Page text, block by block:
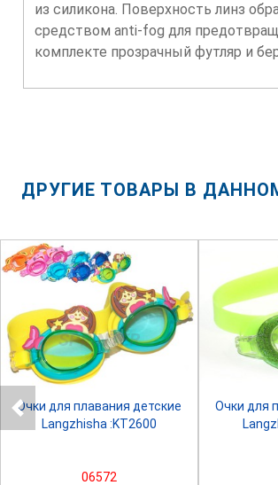
из силикона. Поверхность линз
средством anti-fog для
комплекте прозрачный футляр и
ДРУГИЕ ТОВАРЫ В
SPRINTER
Очки для плавания детские
Langzhisha :KT2600
06572
Очки для